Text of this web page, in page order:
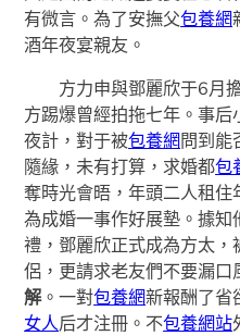
有微言。為了安撫父包養網
酒年夜宴親友。
方力申與鄧麗欣于6月擔
方踢爆曾經拍拖七年。事
夜計，對于被包養網 問到能
隨緣，未有打算，求婚都包
奪時光會晤，年頭二人租住
為成婚一事作好展墊。據
禮，鄧麗欣正式成為方太
侶，更請求老友們不要漏
解。一對包養網新報酬了省
女人后才注冊。不包養網站